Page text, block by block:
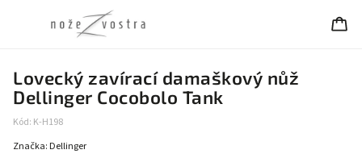
Lovecký zavírací damaškový nůž
Dellinger Cocobolo Tank
Kód: K-H198
Značka: Dellinger